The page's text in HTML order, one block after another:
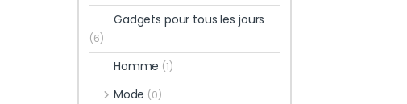
Gadgets pour tous les jours
(6)
Homme (1)
Mode (0)